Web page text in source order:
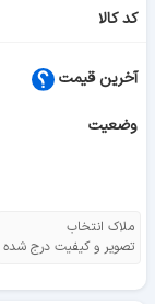
کد کالا
آخرین قیمت
وضعیت
ملاک انتخاب
تصویر و کیفیت درج شده